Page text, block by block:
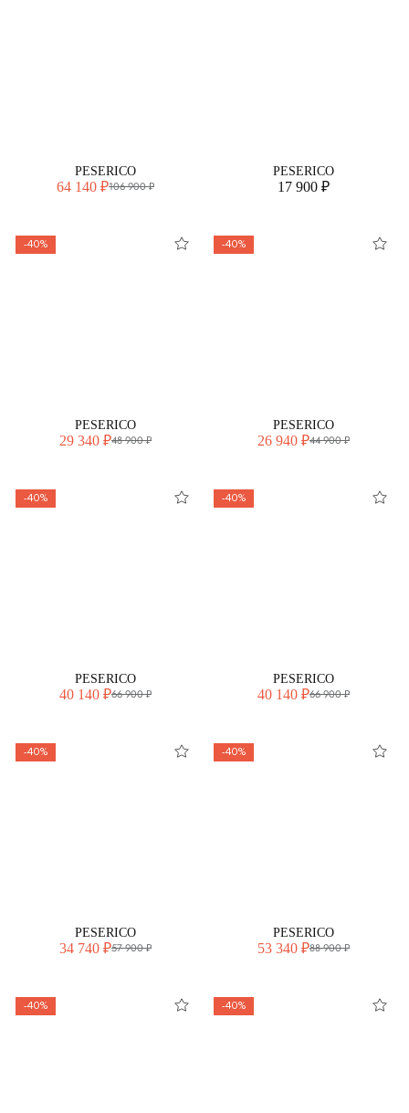
PESERICO
64 140 ₽106 900 ₽
PESERICO
17 900 ₽
-40%
PESERICO
29 340 ₽48 900 ₽
-40%
PESERICO
26 940 ₽44 900 ₽
-40%
PESERICO
40 140 ₽66 900 ₽
-40%
PESERICO
40 140 ₽66 900 ₽
-40%
PESERICO
34 740 ₽57 900 ₽
-40%
PESERICO
53 340 ₽88 900 ₽
-40% -40%